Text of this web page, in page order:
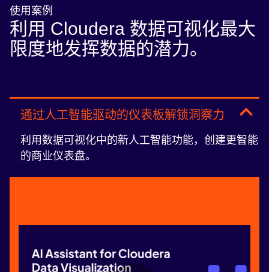
使用案例
利用 Cloudera 数据可视化最大
限度地发挥数据的潜力。
通过人工智能驱动的仪表板解锁洞察力
利用数据可视化中的新人工智能功能，创建更智能
的商业仪表盘。